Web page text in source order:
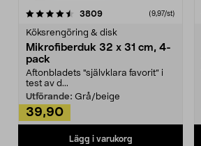
3809recensioner (9,97/st)
Köksrengöring & disk
Mikrofiberduk 32 x 31 cm, 4-
pack
Aftonbladets "självklara favorit” i
test av d...
Utförande: Grå/beige
39,90
Lägg i varukorg
4.0av 5 stjärnor